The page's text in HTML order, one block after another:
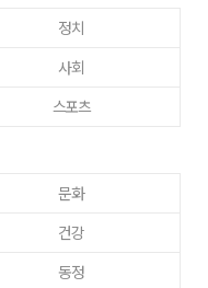
정치
사회
스포츠
문화
건강
동정